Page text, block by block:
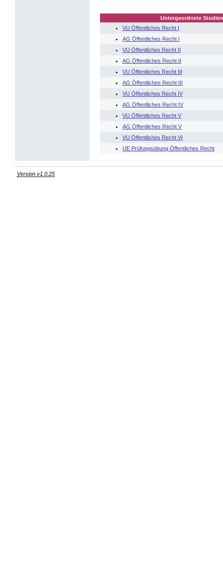
Untergeordnete
VU Öffentliches Recht I
AG Öffentliches Recht I
VU Öffentliches Recht II
AG Öffentliches Recht II
VU Öffentliches Recht III
AG Öffentliches Recht III
VU Öffentliches Recht IV
AG Öffentliches Recht IV
VU Öffentliches Recht V
AG Öffentliches Recht V
VU Öffentliches Recht VI
UE Prüfungsübung Öffentliches Recht
Version v1.0.25